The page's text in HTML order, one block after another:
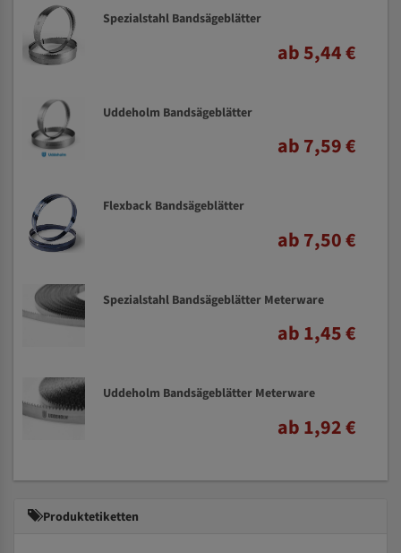
Spezialstahl Bandsägeblätter
ab 5,44 €
Uddeholm Bandsägeblätter
ab 7,59 €
Flexback Bandsägeblätter
ab 7,50 €
Spezialstahl Bandsägeblätter Meterware
ab 1,45 €
Uddeholm Bandsägeblätter Meterware
ab 1,92 €
Produktetiketten